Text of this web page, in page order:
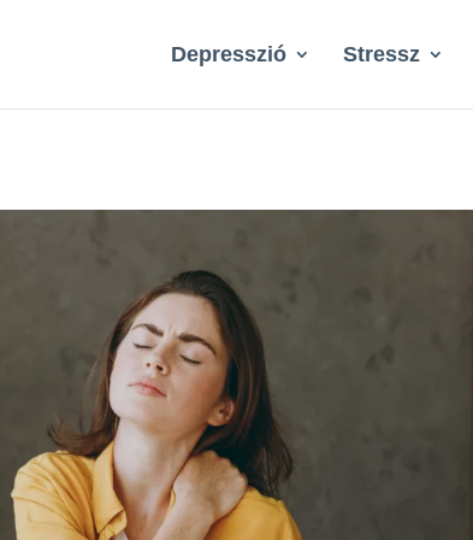
Depresszió Stressz